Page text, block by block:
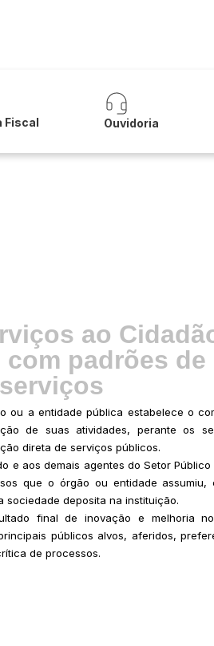
Fiscal Ouvidoria
ao
padrões
ou a entidade pública estabelece o
de suas atividades, perante os
direta de serviços públicos.
e aos demais agentes do Setor
que o órgão ou entidade
sociedade deposita na instituição.
final de inovação e melhoria
públicos alvos, aferidos,
de processos.